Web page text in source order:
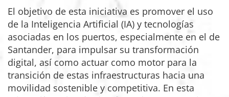
El objetivo de esta iniciativa es promover el uso
de la Inteligencia Artificial (IA) y tecnologías
asociadas en los puertos, especialmente en el de
Santander, para impulsar su transformación
digital, así como actuar como motor para la
transición de estas infraestructuras hacia una
movilidad sostenible y competitiva. En esta